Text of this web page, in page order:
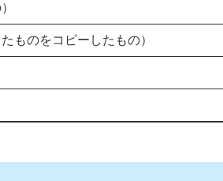
ものをコピーしたもの）